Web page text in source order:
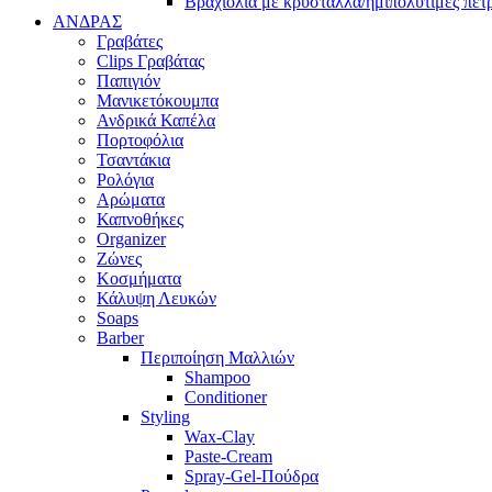
ΑΝΔΡΑΣ
Γραβάτες
Clips Γραβάτας
Παπιγιόν
Μανικετόκουμπα
Ανδρικά Καπέλα
Πορτοφόλια
Τσαντάκια
Ρολόγια
Αρώματα
Καπνοθήκες
Organizer
Ζώνες
Κοσμήματα
Κάλυψη Λευκών
Soaps
Barber
Περιποίηση Μαλλιών
Shampoo
Conditioner
Styling
Wax-Clay
Paste-Cream
Spray-Gel-Πούδρα